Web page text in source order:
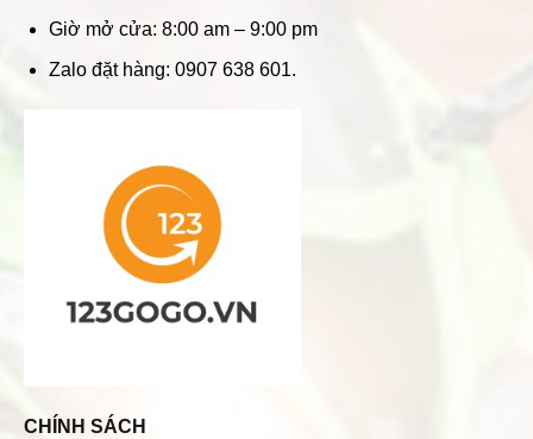
Giờ mở cửa: 8:00 am – 9:00 pm
Zalo đặt hàng: 0907 638 601.
CHÍNH SÁCH